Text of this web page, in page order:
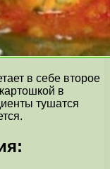
в себе второе
в
тушатся